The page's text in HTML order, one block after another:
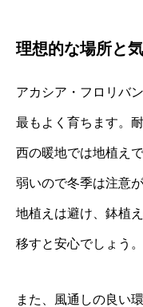
理想的な場所と
アカシア・フロリバ
最もよく育ちます。
西の暖地では地植え
弱いので冬季は注意
地植えは避け、鉢植
移すと安心でしょう。
また、風通しの良い